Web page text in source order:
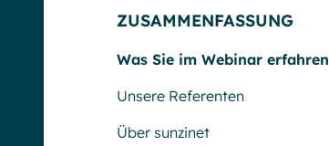
ZUSAMMENFASSUNG
Was Sie im Webinar erfahren
Unsere Referenten
Über sunzinet